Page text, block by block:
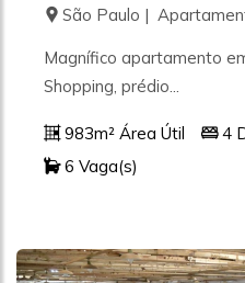
São Paulo |
Magnífico apartamento
Shopping, prédio...
983m² Área Útil 4
6 Vaga(s)